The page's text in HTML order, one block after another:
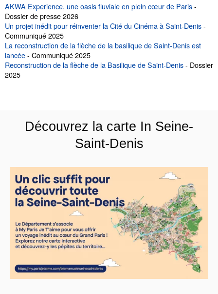
AKWA Experience, une oasis fluviale en plein cœur de Paris-
Dossier de presse 2026
Un projet inédit pour réinventer la Cité du Cinéma à Saint-Denis-
Communiqué 2025
La reconstruction de la flèche de la basilique de Saint-Denis est
lancée- Communiqué 2025
Reconstruction de la flèche de la Basilique de Saint-Denis- Dossier
2025
Découvrez la carte In Seine-
Saint-Denis